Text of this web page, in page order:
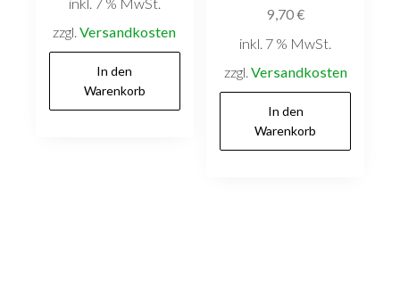
zzgl.Versandkosten
In den
Warenkorb
9,70€
inkl. 7 % MwSt.
zzgl. Versandkosten
In den
Warenkorb